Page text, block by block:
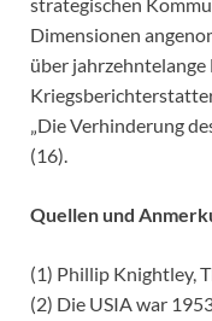
Dimensionen
über
„Die Verhinderung
(16).
Quellen und
(1) Phillip Knightley,
(2) Die USIA war